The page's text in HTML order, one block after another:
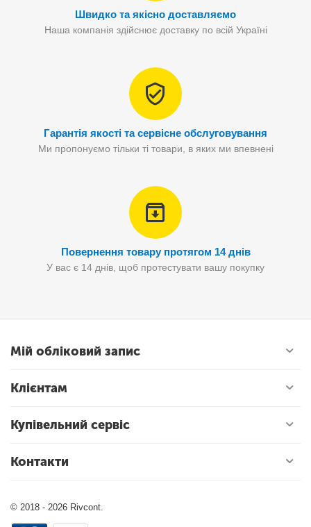
Швидко та якісно доставляємо
Наша компанія здійснює доставку по всій Україні
Гарантія якості та сервісне обслуговування
Ми пропонуємо тільки ті товари, в яких ми впевнені
Повернення товару протягом 14 днів
У вас є 14 днів, щоб протестувати вашу покупку
Мій обліковий запис
Клієнтам
Купівельний сервіс
Контакти
© 2018 - 2026 Rivcont.